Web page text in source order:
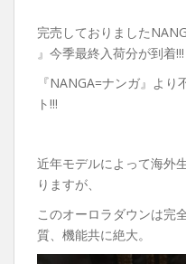
完売しておりました
』今季最終入荷分が到着!!!
『NANGA=ナンガ』よ
ト!!!
近年モデルによって海外
りますが、
このオーロラダウンは完
質、機能共に絶大。